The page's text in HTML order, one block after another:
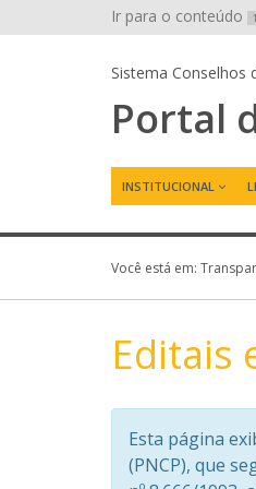
Ir para o conteúdo 1
Sistema Conselhos
Portal
INSTITUCIONAL
Você está em:
Editais
Esta página
(PNCP), que